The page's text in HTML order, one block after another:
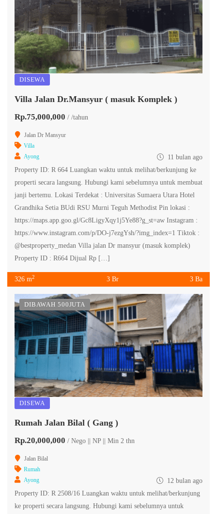
DISEWA
Villa Jalan Dr.Mansyur ( masuk Komplek )
Rp.75,000,000 / /tahun
Jalan Dr Mansyur
Villa
Ayong
11 bulan ago
Property ID: R 664 Luangkan waktu untuk melihat/berkunjung ke
properti secara langsung. Hubungi kami sebelumnya untuk membuat
janji bertemu. Lokasi Terdekat : Universitas Sumaera Utara Hotel
Grandhika Setia BUdi RSU Murni Teguh Methodist Pin lokasi :
https://maps.app.goo.gl/Gc8LigyXqy1j5Ye88?g_st=aw Instagram :
https://www.instagram.com/p/DO-j7ezgYsh/?img_index=1 Tiktok :
@bestproperty_medan Villa jalan Dr mansyur (masuk komplek)
Property ID : R664 Dijual Rp […]
326 m2 3 Br 3 Ba
DIBAWAH 500JUTA
DISEWA
Rumah Jalan Bilal ( Gang )
Rp.20,000,000 / Nego || NP || Min 2 thn
Jalan Bilal
Rumah
Ayong
12 bulan ago
Property ID: R 2508/16 Luangkan waktu untuk melihat/berkunjung
ke properti secara langsung. Hubungi kami sebelumnya untuk